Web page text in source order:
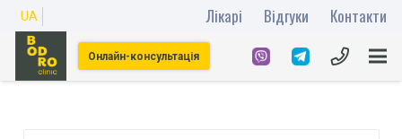
UA Лікарі Відгуки Контакти
Онлайн-консультація